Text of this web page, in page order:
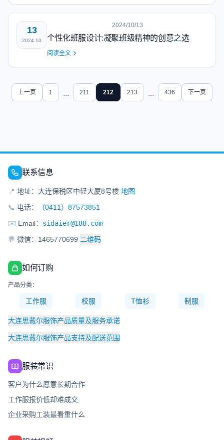
13
2024.10
2024/10/13
个性化班服设计:凝聚班级精神的创意之选
阅读全文
上一页 1 ... 211 212 213 ... 436 下一页
联系信息
📍 地址：大连保税区中轻大厦8号楼 地图
📞 电话：
（0411）87573851
✉️ Email： sidaier@188.com
💬 微信：1465770699 二维码
如何订购
产品分类：
工作服 校服 T恤衫 制服
大连思戴尔服饰产品质量及服务承诺
大连思戴尔服饰产品支持及配送范围
服装常识
客户为什么愿意长期合作
工作服报价低却难成交
企业采购工装最看重什么